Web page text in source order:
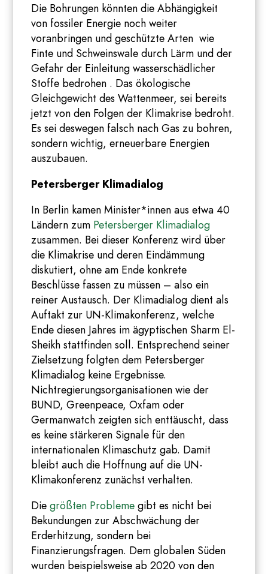
Die Bohrungen könnten die Abhängigkeit
von fossiler Energie noch weiter
voranbringen und geschützte Arten wie
Finte und Schweinswale durch Lärm und der
Gefahr der Einleitung wasserschädlicher
Stoffe bedrohen . Das ökologische
Gleichgewicht des Wattenmeer, sei bereits
jetzt von den Folgen der Klimakrise bedroht.
Es sei deswegen falsch nach Gas zu bohren,
sondern wichtig, erneuerbare Energien
auszubauen.
Petersberger Klimadialog
In Berlin kamen Minister*innen aus etwa 40
Ländern zum Petersberger Klimadialog
zusammen. Bei dieser Konferenz wird über
die Klimakrise und deren Eindämmung
diskutiert, ohne am Ende konkrete
Beschlüsse fassen zu müssen – also ein
reiner Austausch. Der Klimadialog dient als
Auftakt zur UN-Klimakonferenz, welche
Ende diesen Jahres im ägyptischen Sharm El-
Sheikh stattfinden soll. Entsprechend seiner
Zielsetzung folgten dem Petersberger
Klimadialog keine Ergebnisse.
Nichtregierungsorganisationen wie der
BUND, Greenpeace, Oxfam oder
Germanwatch zeigten sich enttäuscht, dass
es keine stärkeren Signale für den
internationalen Klimaschutz gab. Damit
bleibt auch die Hoffnung auf die UN-
Klimakonferenz zunächst verhalten.
Diegrößten Problemegibt es nicht bei
Bekundungen zur Abschwächung der
Erderhitzung, sondern bei
Finanzierungsfragen. Dem globalen Süden
wurden beispielsweise ab 2020 von den